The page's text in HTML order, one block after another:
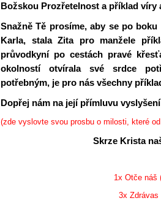
Božskou Prozřetelnost a příklad víry
Snažně Tě prosíme, aby se po
Karla, stala Zita pro manžele
průvodkyní po cestách pravé
okolností otvírala své srdce
potřebným, je pro nás všechny
Dopřej nám na její přímluvu
(zde vyslovte svou prosbu o milosti, které
Skrze Krista
1x Otče náš
3x Zdrávas